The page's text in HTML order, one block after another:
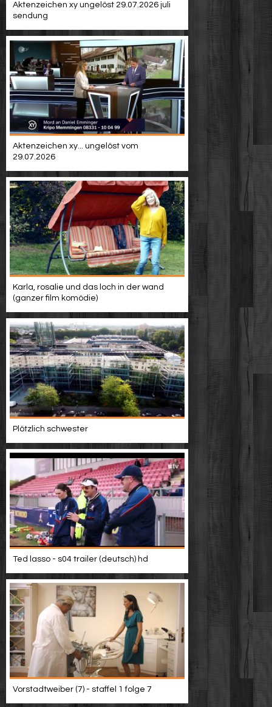
Aktenzeichen xy ungelöst 29.07.2026 juli
sendung
Aktenzeichen xy... ungelöst vom
29.07.2026
Karla, rosalie und das loch in der wand
(ganzer film komödie)
Plötzlich schwester
Ted lasso - s04 trailer (deutsch) hd
Vorstadtweiber (7) - staffel 1 folge 7